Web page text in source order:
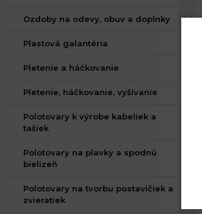
Ozdoby na odevy, obuv a doplnky
Plastová galantéria
Pletenie a háčkovanie
Pletenie, háčkovanie, vyšívanie
Polotovary k výrobe kabeliek a
tašiek
Polotovary na plavky a spodnú
bielizeň
Polotovary na tvorbu postavičiek a
zvieratiek